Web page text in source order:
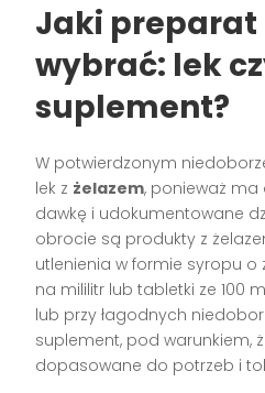
Jaki preparat
wybrać: lek
suplement?
W potwierdzonym
lek z żelazem, ponieważ ma
dawkę i udokumentowane
obrocie są produkty z
utlenienia w formie syropu o
na mililitr lub tabletki ze 100
lub przy łagodnych
suplement, pod warunkiem,
dopasowane do potrzeb i